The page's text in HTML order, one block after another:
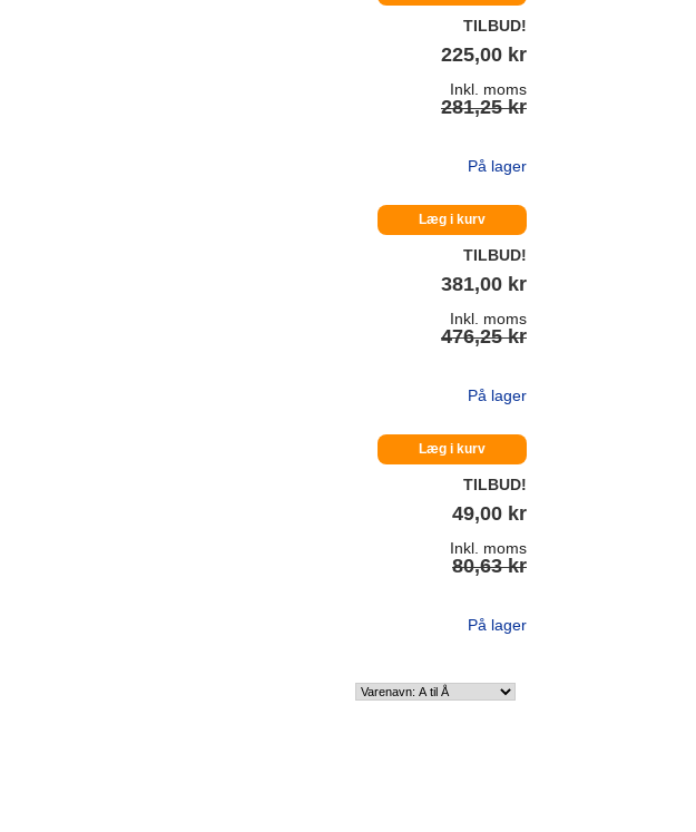
TILBUD!
225,00 kr
Inkl. moms
281,25 kr
På lager
Læg i kurv
TILBUD!
381,00 kr
Inkl. moms
476,25 kr
På lager
Læg i kurv
TILBUD!
49,00 kr
Inkl. moms
80,63 kr
På lager